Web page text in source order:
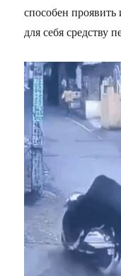
способен
для себя средству